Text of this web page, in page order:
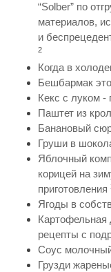
“Solber” по
материалов,
и
2
Когда в
Бешбармак это
Кекс с луком -
Паштет из
Банановый
Груши в
Яблочный
корицей на
приготовления
Ягоды в
Картофельная
рецепты с
Соус
Грузди